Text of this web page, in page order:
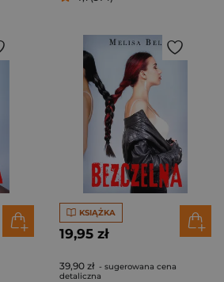
KSIĄŻKA
19,95 zł
39,90 zł - sugerowana cena
detaliczna